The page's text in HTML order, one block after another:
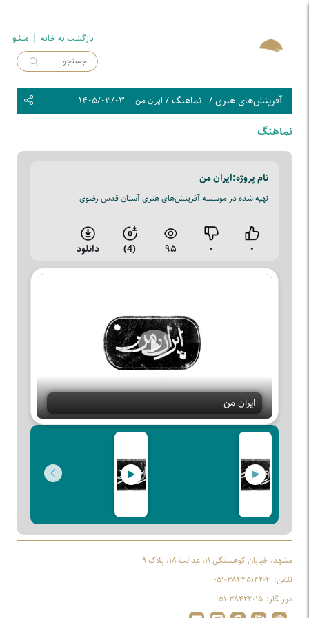
بازگشت به خـانه | مــنـو
آفرینش‌های هنری/ نماهنگ/ ایران من ۱۴۰۵/۰۳/۰۳
نماهنگ
نام پروژه:ایران من
تهیه شده در موسسه آفرینش‌های هنری آستان قدس رضوی
۰ ۰ ۹۵ (4) دانلود
Play
ایران من
مشهد، خیابان کوهسنگی ۱۱، عدالت ۱۸، پلاک ۹
تلفن: ۰۵۱-۳۸۴۴۵۱۴۲-۴
دورنگار: ۰۵۱-۳۸۴۲۲۰۱۵